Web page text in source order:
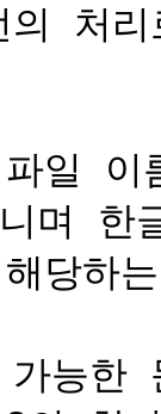
일
며 한
당하